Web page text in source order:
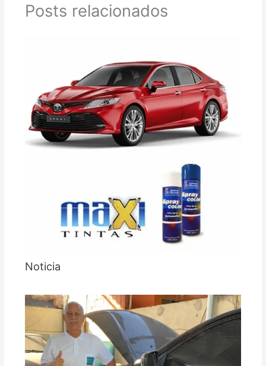
Posts relacionados
Noticia